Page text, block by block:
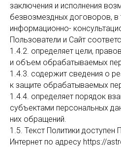
заключения и исполнения
безвозмездных договоров, в
информационно-
Пользователи и Сайт
1.4.2. определяет цели,
и объем обрабатываемых
1.4.3. содержит сведения о
к защите обрабатываемых
1.4.4. определяет порядок
субъектами персональных
них обращений.
1.5. Текст Политики доступен
Интернет по адресу https://